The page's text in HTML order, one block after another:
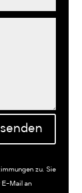
senden
zu. Sie
E-Mail an